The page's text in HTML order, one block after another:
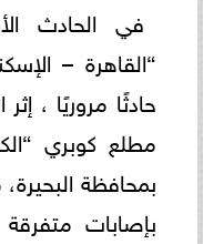
في الحادث
“القاهرة –
حادثًا مروريًا ،
مطلع كوبري
بإصابات